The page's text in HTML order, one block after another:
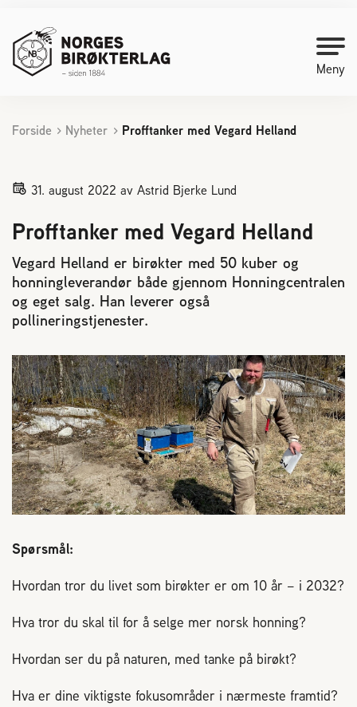
Meny
Kontakt oss
Bli medlem
Starte med birøkt
Medlemssider
Biene svermer
Reaksjon på bistikk
Om Norges Birøkterlag
Finn fylkes- og lokallag
Kurs
Aktivitetskalender
Lover og regler
Forside Nyheter Profftanker med Vegard Helland
31. august 2022 av Astrid Bjerke Lund
Profftanker med Vegard Helland
Vegard Helland er birøkter med 50 kuber og
honningleverandør både gjennom Honningcentralen
og eget salg. Han leverer også
pollineringstjenester.
Spørsmål:
Hvordan tror du livet som birøkter er om 10 år – i 2032?
Hva tror du skal til for å selge mer norsk honning?
Hvordan ser du på naturen, med tanke på birøkt?
Hva er dine viktigste fokusområder i nærmeste framtid?